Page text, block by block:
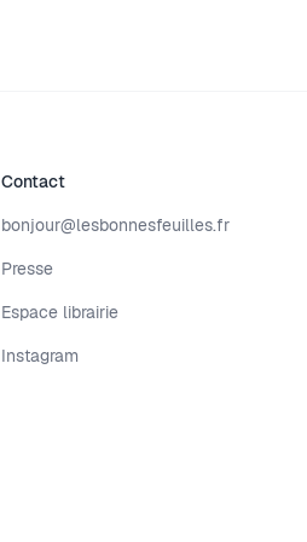
Contact
bonjour@lesbonnesfeuilles.fr
Presse
Espace librairie
Instagram